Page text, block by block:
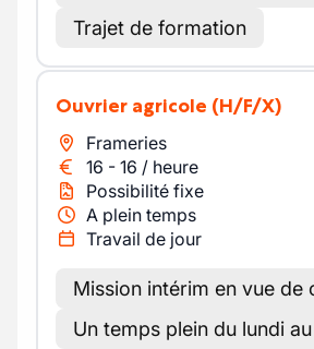
Trajet de formation
Ouvrier agricole (H/F/X)
Frameries
16 - 16 / heure
Possibilité fixe
A plein temps
Travail de jour
Mission intérim en vue de
Un temps plein du lundi